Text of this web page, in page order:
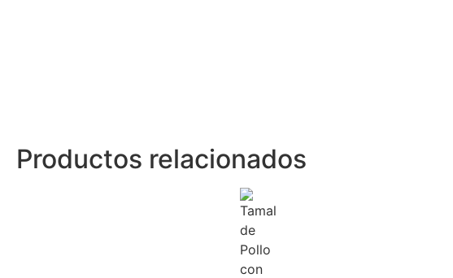
Productos relacionados